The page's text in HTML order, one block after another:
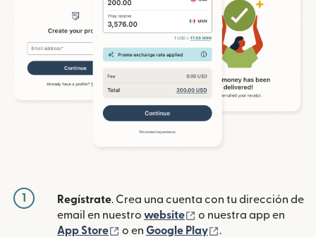
1 Regístrate. Crea una cuenta con tu dirección de
email en nuestro website (se abre en una
o nuestra app en
App Store
(se abre en una ventana nueva)
o en Google Play .